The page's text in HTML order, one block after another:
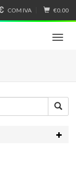
COM IVA €0.00
T
n
a
v
g